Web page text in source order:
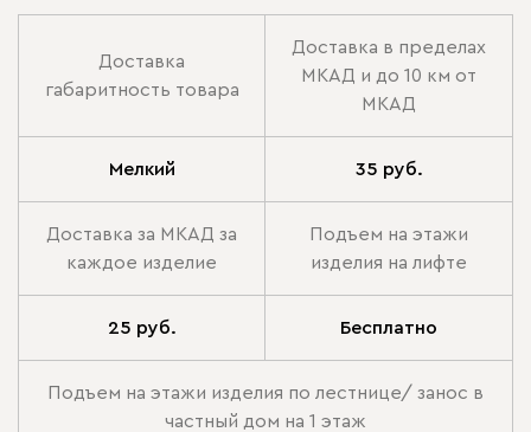
Доставка
габаритность товара
Доставка в пределах
МКАД и до 10 км от
МКАД
Мелкий 35 руб.
Доставка за МКАД за
каждое изделие
Подъем на этажи
изделия на лифте
25 руб. Бесплатно
Подъем на этажи изделия по лестнице/ занос в
частный дом на 1 этаж